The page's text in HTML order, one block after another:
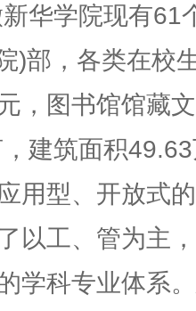
华学院现有61
)部，各类在校
，图书馆馆藏
建筑面积
用型、开放式
以工、管为主
学科专业体系